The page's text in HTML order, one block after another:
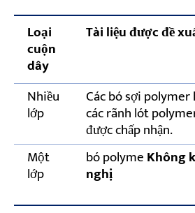
Loại
cuộn
dây
Tài liệu được đề
Nhiều
lớp
Các bó sợi polymer
các rãnh lót
được chấp nhận.
Một
lớp
bó polymeKhông
nghị